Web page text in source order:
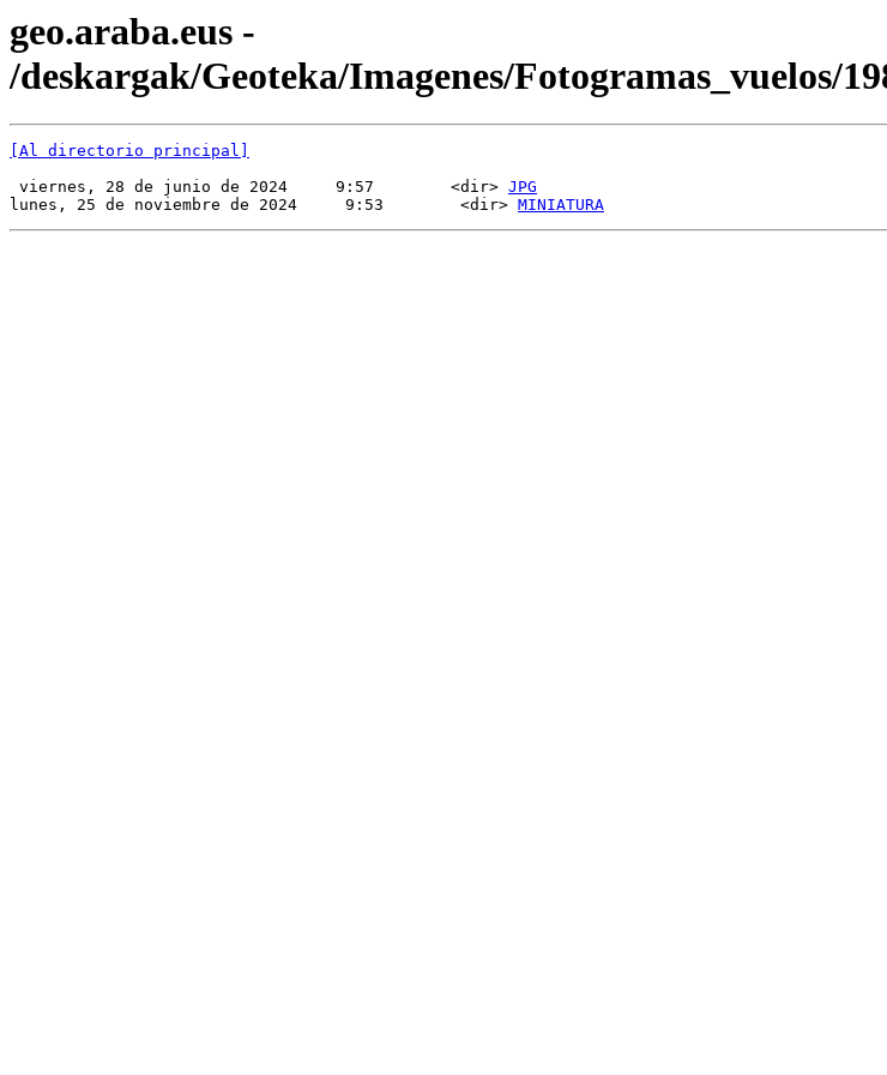
geo.araba.eus -
/deskargak/Geoteka/Imagenes/Fotogramas_vuelos/
[Al directorio principal]
viernes, 28 de junio de 2024     9:57        <dir> JPG
lunes, 25 de noviembre de 2024     9:53        <dir> MINIATURA